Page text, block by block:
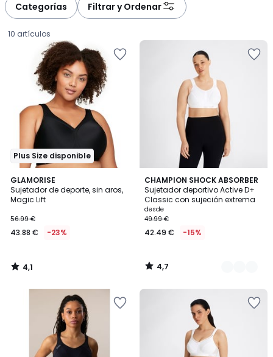
Categorías Filtrar y Ordenar
10 artículos
Plus Size disponible
GLAMORISE
Sujetador de deporte, sin aros,
Magic Lift
€
en
de
56.99
56.99 €
43.88 € -23%
4,1
/ 5
4,1
/
CHAMPION SHOCK ABSORBER
Sujetador deportivo Active D+
Classic con sujeción extrema
desde
49.99 €
42.49 € -15%
4,7
/ 5
3
Colores
4,7
/